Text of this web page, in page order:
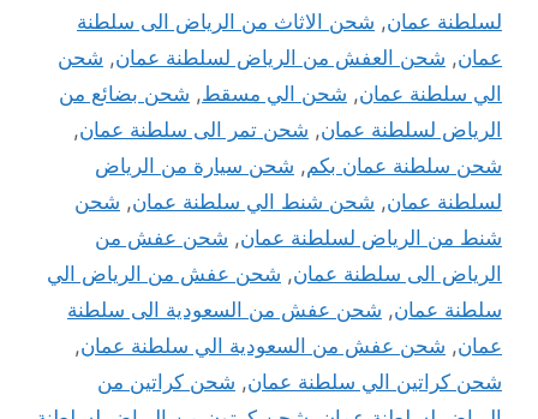
لسلطنة عمان, شحن الاثاث من الرياض الى سلطنة
عمان, شحن العفش من الرياض لسلطنة عمان, شحن
الي سلطنة عمان, شحن الي مسقط, شحن بضائع من
الرياض لسلطنة عمان, شحن تمر الى سلطنة عمان,
شحن سلطنة عمان بكم, شحن سيارة من الرياض
لسلطنة عمان, شحن شنط الي سلطنة عمان, شحن
شنط من الرياض لسلطنة عمان, شحن عفش من
الرياض الى سلطنة عمان, شحن عفش من الرياض الي
سلطنة عمان, شحن عفش من السعودية الى سلطنة
عمان, شحن عفش من السعودية الي سلطنة عمان,
شحن كراتين الي سلطنة عمان, شحن كراتين من